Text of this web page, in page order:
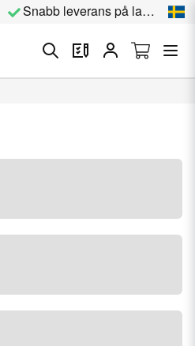
Snabb leverans på lagervara